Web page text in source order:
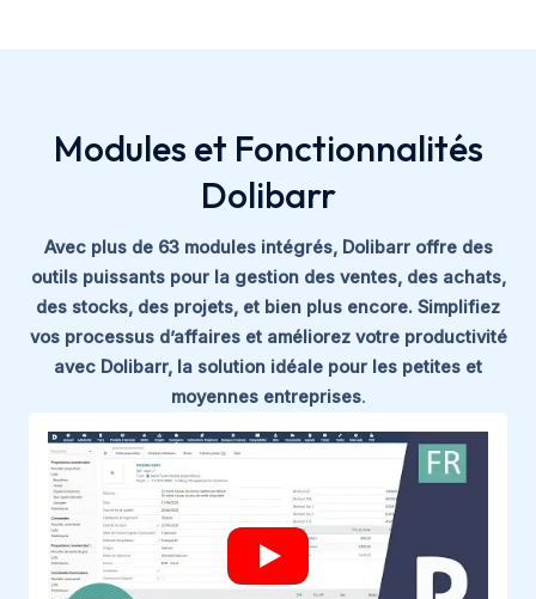
Modules et Fonctionnalités
Dolibarr
Avec plus de 63 modules intégrés, Dolibarr offre des
outils puissants pour la gestion des ventes, des achats,
des stocks, des projets, et bien plus encore. Simplifiez
vos processus d’affaires et améliorez votre productivité
avec Dolibarr, la solution idéale pour les petites et
moyennes entreprises.